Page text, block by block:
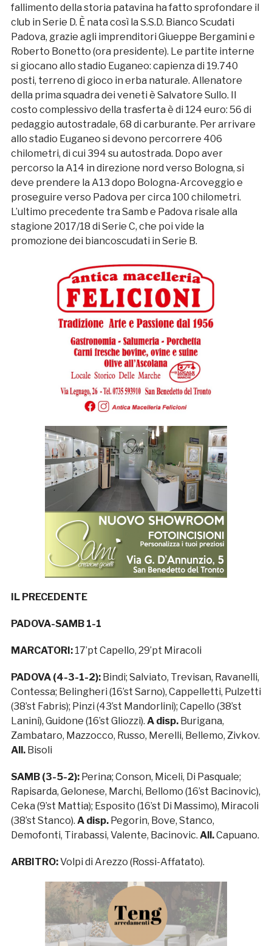
fallimento della storia patavina ha fatto sprofondare il
club in Serie D. È nata così la S.S.D. Bianco Scudati
Padova, grazie agli imprenditori Giueppe Bergamini e
Roberto Bonetto (ora presidente). Le partite interne
si giocano allo stadio Euganeo: capienza di 19.740
posti, terreno di gioco in erba naturale. Allenatore
della prima squadra dei veneti è Salvatore Sullo. Il
costo complessivo della trasferta è di 124 euro: 56 di
pedaggio autostradale, 68 di carburante. Per arrivare
allo stadio Euganeo si devono percorrere 406
chilometri, di cui 394 su autostrada. Dopo aver
percorso la A14 in direzione nord verso Bologna, si
deve prendere la A13 dopo Bologna-Arcoveggio e
proseguire verso Padova per circa 100 chilometri.
L’ultimo precedente tra Samb e Padova risale alla
stagione 2017/18 di Serie C, che poi vide la
promozione dei biancoscudati in Serie B.
IL PRECEDENTE
PADOVA-SAMB 1-1
MARCATORI:17’pt Capello, 29’pt Miracoli
PADOVA (4-3-1-2): Bindi; Salviato, Trevisan, Ravanelli,
Contessa; Belingheri (16’st Sarno), Cappelletti, Pulzetti
(38’st Fabris); Pinzi (43’st Mandorlini); Capello (38’st
Lanini), Guidone (16’st Gliozzi). A disp.Burigana,
Zambataro, Mazzocco, Russo, Merelli, Bellemo, Zivkov.
All.Bisoli
SAMB (3-5-2):Perina; Conson, Miceli, Di Pasquale;
Rapisarda, Gelonese, Marchi, Bellomo (16’st Bacinovic),
Ceka (9’st Mattia); Esposito (16’st Di Massimo), Miracoli
(38’st Stanco). A disp. Pegorin, Bove, Stanco,
Demofonti, Tirabassi, Valente, Bacinovic. All.Capuano.
ARBITRO:Volpi di Arezzo (Rossi-Affatato).